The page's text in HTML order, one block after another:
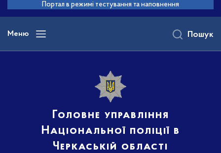
основного
вмісту
Портал в режимі тестування та наповнення
Меню
Головне управління
Національної поліції в
Черкаській області
Пошук